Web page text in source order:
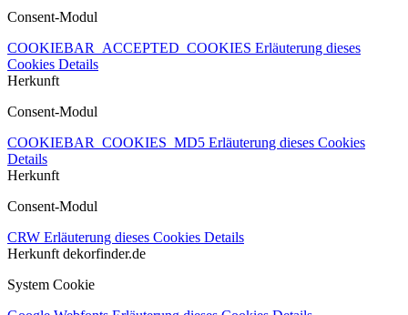
Consent-Modul
COOKIEBAR_ACCEPTED_COOKIES Erläuterung dieses
Cookies Details
Herkunft
Consent-Modul
COOKIEBAR_COOKIES_MD5 Erläuterung dieses Cookies
Details
Herkunft
Consent-Modul
CRW Erläuterung dieses Cookies Details
Herkunft dekorfinder.de
System Cookie